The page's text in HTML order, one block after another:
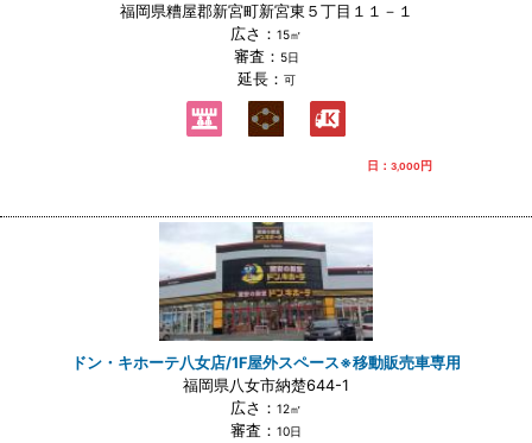
福岡県糟屋郡新宮町新宮東５丁目１１－１
広さ： 15㎡
審査： 5日
延長： 可
日： 3,000円
ドン・キホーテ八女店/1F屋外スペース※移動販売車専用
福岡県八女市納楚644-1
広さ： 12㎡
審査： 10日